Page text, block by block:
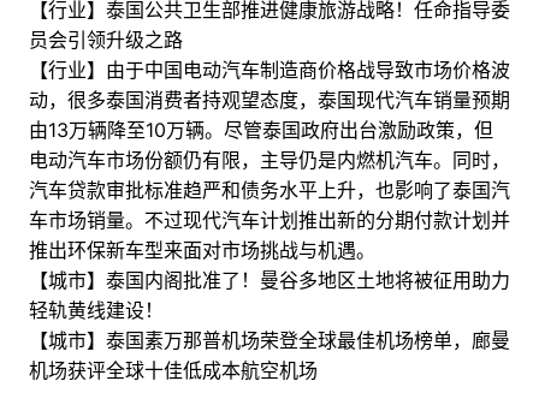
【行业】泰国公共卫生部推进健康旅游战略！任命指导委
员会引领升级之路
【行业】由于中国电动汽车制造商价格战导致市场价格波
动，很多泰国消费者持观望态度，泰国现代汽车销量预期
由13万辆降至10万辆。尽管泰国政府出台激励政策，但
电动汽车市场份额仍有限，主导仍是内燃机汽车。同时，
汽车贷款审批标准趋严和债务水平上升，也影响了泰国汽
车市场销量。不过现代汽车计划推出新的分期付款计划并
推出环保新车型来面对市场挑战与机遇。
【城市】泰国内阁批准了！曼谷多地区土地将被征用助力
轻轨黄线建设！
【城市】泰国素万那普机场荣登全球最佳机场榜单，廊曼
机场获评全球十佳低成本航空机场